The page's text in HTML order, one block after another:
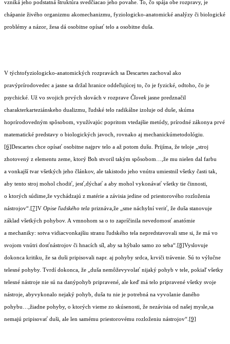
vzniká jeho podstatná štruktúra svedčiacao jeho povahe. To, čo spája obe rozpravy, je
chápanie živého organizmu akomechanizmu, fyziologicko-anatomické analýzy či biologické
problémy a názor, žesa dá osobitne opísať telo a osobitne duša.
V týchtofyziologicko-anatomických rozpravách sa Descartes zachoval ako
pravýprírodovedec a jasne sa držal hranice oddeľujúcej to, čo je fyzické, odtoho, čo je
psychické. Už vo svojich prvých slovách v rozprave Človek jasne predznačil
charakterkarteziánskeho dualizmu, ľudské telo radikálne izoluje od duše, skúma
hoprírodovedným spôsobom, využívajúc popritom vtedajšie metódy, prírodné zákonya prvé
matematické predstavy o biologických javoch, rovnako aj mechanickúmetodológiu.
[6]Descartes chce opísať osobitne najprv telo a až potom dušu. Prijíma, že teloje „stroj
zhotovený z elementu zeme, ktorý Boh stvoril takým spôsobom…,že mu nielen dal farbu
a vonkajší tvar všetkých jeho článkov, ale takistodo jeho vnútra umiestnil všetky časti tak,
aby tento stroj mohol chodiť, jesť,dýchať a aby mohol vykonávať všetky tie činnosti,
o ktorých súdime,že vychádzajú z matérie a závisia jedine od priestorového rozloženia
nástrojov“. [7]V Opise ľudského tela priznáva,že „sme náchylní veriť, že duša stanovuje
základ všetkých pohybov. A vmnohom sa o to zapríčinila nevedomosť anatómie
a mechaniky: sotva vidiacvonkajšiu stranu ľudského tela nepredstavovali sme si, že má vo
svojom vnútri dosťnástrojov či hnacích síl, aby sa hýbalo samo zo seba“. [8]Vyslovuje
dokonca kritiku, že sa duši pripisovali napr. aj pohyby srdca, krviči trávenie. Sú to výlučne
telesné pohyby. Tvrdí dokonca, že „duša nemôževyvolať nijaký pohyb v tele, pokiaľ všetky
telesné nástroje nie sú na danýpohyb pripravené, ale keď má telo pripravené všetky svoje
nástroje, abyvykonalo nejaký pohyb, duša tu nie je potrebná na vyvolanie daného
pohybu…,žiadne pohyby, o ktorých vieme zo skúsenosti, že nezávisia od našej mysle,sa
nemajú pripisovať duši, ale len samému priestorovému rozloženiu nástrojov“. [9]